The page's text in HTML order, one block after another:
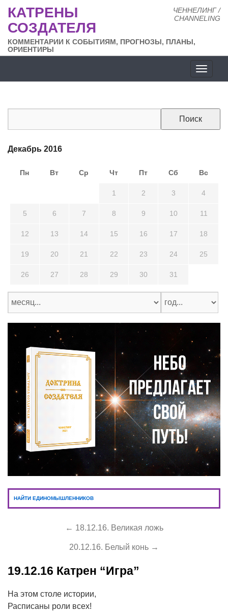
ЧЕННЕЛИНГ /
CHANNELING
КАТРЕНЫ
СОЗДАТЕЛЯ
КОММЕНТАРИИ К СОБЫТИЯМ, ПРОГНОЗЫ, ПЛАНЫ,
ОРИЕНТИРЫ
сайта
Декабрь 2016
Пн Вт Ср Чт Пт Сб Вс
1 2 3 4
5 6 7 8 9 10 11
12 13 14 15 16 17 18
19 20 21 22 23 24 25
26 27 28 29 30 31
НАЙТИ ЕДИНОМЫШЛЕННИКОВ
← 18.12.16. Великая ложь
20.12.16. Белый конь →
19.12.16 Катрен “Игра”
На этом столе истории,
Расписаны роли всех!